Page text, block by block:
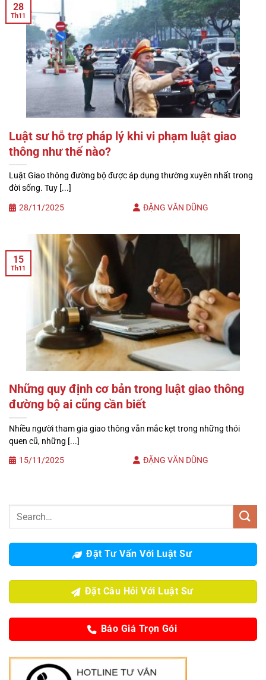
Luật sư hỗ trợ pháp lý khi vi phạm luật giao
thông như thế nào?
Luật Giao thông đường bộ được áp dụng thường xuyên nhất trong
đời sống. Tuy [...]
28/11/2025 ĐẶNG VĂN DŨNG
28
Th11
Những quy định cơ bản trong luật giao thông
đường bộ ai cũng cần biết
Nhiều người tham gia giao thông vẫn mắc kẹt trong những thói
quen cũ, những [...]
15/11/2025 ĐẶNG VĂN DŨNG
15
Th11
Đặt Tư Vấn Với Luật Sư
Đặt Câu Hỏi Với Luật Sư
Báo Giá Trọn Gói